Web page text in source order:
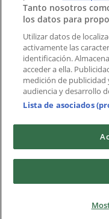
Negocios
Negocios
Productos
Ciudades
Descargar la APP
Copyright © Tiendeo ®
Términos y
Tanto nosotros
los datos para
Utilizar datos de
activamente las
identificación.
acceder a ella.
medición de
audiencia y desarrollo
Lista de asociados